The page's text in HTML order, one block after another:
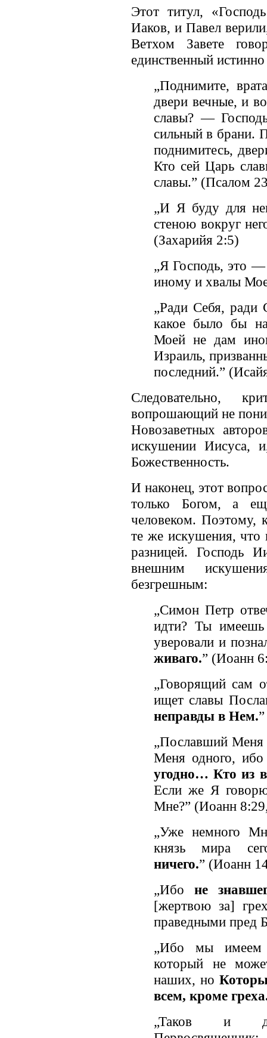
Этот титул,
Иаков, и Павел
Ветхом Завете
единственный
„Поднимите,
двери вечные, и
славы? —
сильный в брани.
поднимитесь,
Кто сей Царь
славы.” (Псалом
„И Я буду для
стеною вокруг
(Захарийя 2:5)
„Я Господь, это
иному и хвалы
„Ради Себя,
какое было бы
Моей не дам
Израиль,
последний.”
Следовательно,
вопрошающий не
Новозаветных
искушении
Божественность.
И наконец, этот
только Богом, а
человеком. Поэтому,
те же искушения,
разницей. Господь
внешним
безгрешным:
„Симон Петр
идти? Ты
уверовали и
живаго.” (Иоанн
„Говорящий сам
ищет славы
неправды в Нем.
„Пославший Меня
Меня одного,
угодно…Кто из
Если же Я
Мне?” (Иоанн
„Уже немного
князь мира
ничего.” (Иоанн
„Ибо не
[жертвою за]
праведными пред
„Ибо мы имеем
который не
наших, но
всем, кроме
„Таков и